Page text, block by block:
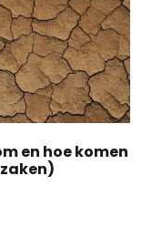
en hoe komen